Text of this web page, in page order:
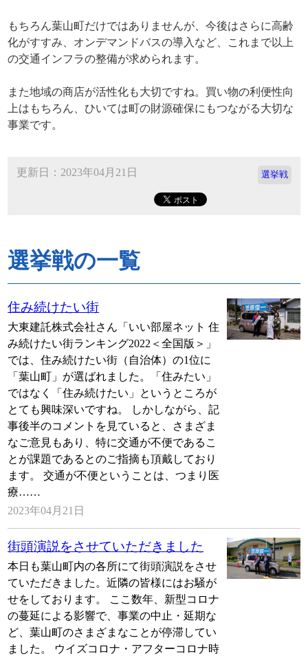
もちろん葉山町だけではありませんが、今後はさらに高齢
化がすすみ、オンデマンドバスの導入など、これまで以上
の交通インフラの整備が求められます。
また地域の商店が活性化も大切ですね。買い物の利便性向
上はもちろん、ひいては町の財源確保にもつながる大切な
事業です。
更新日：2023年04月21日 選挙戦
選挙戦の一覧
住み続けたい街
大東建託株式会社さん「いい部屋ネット 住
み続けたい街ランキング2022＜全国版＞」
では、住み続けたい街（自治体）の1位に
「葉山町」が選ばれました。「住みたい」
ではなく「住み続けたい」というところが
とても興味深いですね。 しかしながら、記
事後半のコメントを見ていると、さまざま
なご意見もあり、特に交通が不便であるこ
とが課題であるとのご指摘も頂戴しており
ます。 交通が不便ということは、つまり医
療……
2023年04月21日
街頭演説をさせていただきました
本日も葉山町内の各所にて街頭演説をさせ
ていただきました。近隣の皆様にはお騒が
せをしております。 ここ数年、新型コロナ
の蔓延による影響で、事業の中止・延期な
ど、葉山町のさまざまなことが停滞してい
ました。 ウイズコロナ・アフターコロナ時